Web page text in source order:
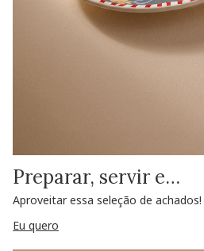
Preparar, servir e…
Aproveitar essa seleção de achados!
Eu quero